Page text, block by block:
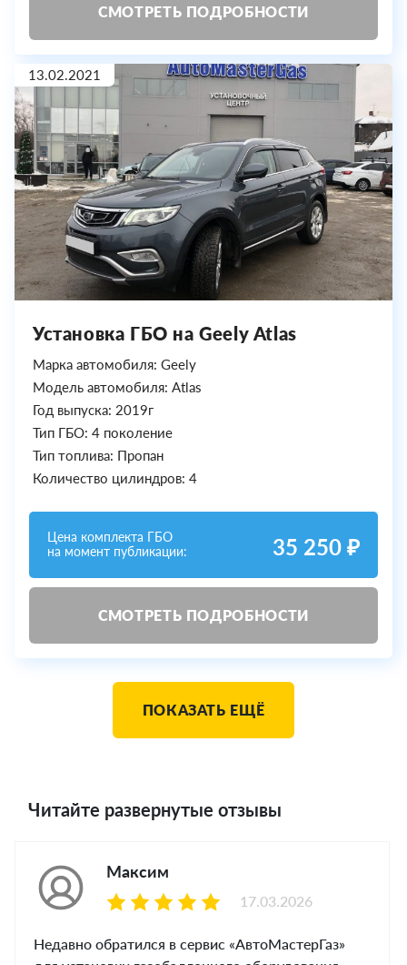
СМОТРЕТЬ ПОДРОБНОСТИ
13.02.2021
Установка ГБО на Geely Atlas
Марка автомобиля: Geely
Модель автомобиля: Atlas
Год выпуска: 2019г
Тип ГБО: 4 поколение
Тип топлива: Пропан
Количество цилиндров: 4
Цена комплекта ГБО
на момент публикации:
35 250 ₽
СМОТРЕТЬ ПОДРОБНОСТИ
ПОКАЗАТЬ ЕЩЁ
Читайте развернутые отзывы
Максим
Недавно обратился в сервис «АвтоМастерГаз»
17.03.2026